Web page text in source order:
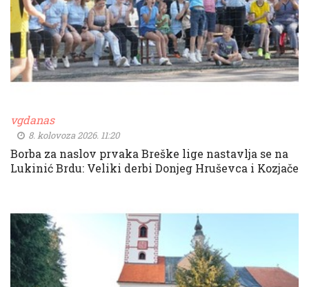
vgdanas
8. kolovoza 2026. 11:20
Borba za naslov prvaka Breške lige nastavlja se na
Lukinić Brdu: Veliki derbi Donjeg Hruševca i Kozjače